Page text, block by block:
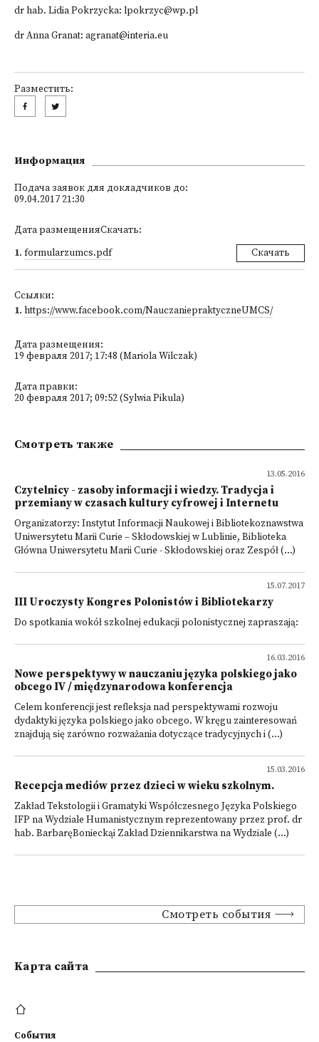
dr hab. Lidia Pokrzycka: lpokrzyc@wp.pl
dr Anna Granat: agranat@interia.eu
Разместить:
Информация
Подача заявок для докладчиков до:
09.04.2017 21:30
Дата размещенияСкачать:
1. formularzumcs.pdf Скачать
Ссылки:
1. https://www.facebook.com/NauczaniepraktyczneUMCS/
Дата размещения:
19 февраля 2017; 17:48 (Mariola Wilczak)
Дата правки:
20 февраля 2017; 09:52 (Sylwia Pikula)
Смотреть также
13.05.2016
Czytelnicy - zasoby informacji i wiedzy. Tradycja i
przemiany w czasach kultury cyfrowej i Internetu
Organizatorzy: Instytut Informacji Naukowej i Bibliotekoznawstwa
Uniwersytetu Marii Curie – Skłodowskiej w Lublinie, Biblioteka
Główna Uniwersytetu Marii Curie - Skłodowskiej oraz Zespół (...)
15.07.2017
III Uroczysty Kongres Polonistów i Bibliotekarzy
Do spotkania wokół szkolnej edukacji polonistycznej zapraszają:
16.03.2016
Nowe perspektywy w nauczaniu języka polskiego jako
obcego IV / międzynarodowa konferencja
Celem konferencji jest refleksja nad perspektywami rozwoju
dydaktyki języka polskiego jako obcego. W kręgu zainteresowań
znajdują się zarówno rozważania dotyczące tradycyjnych i (...)
15.03.2016
Recepcja mediów przez dzieci w wieku szkolnym.
Zakład Tekstologii i Gramatyki Współczesnego Języka Polskiego
IFP na Wydziale Humanistycznym reprezentowany przez prof. dr
hab. BarbaręBonieckąi Zakład Dziennikarstwa na Wydziale (...)
Смотреть события
Kарта сайта
События